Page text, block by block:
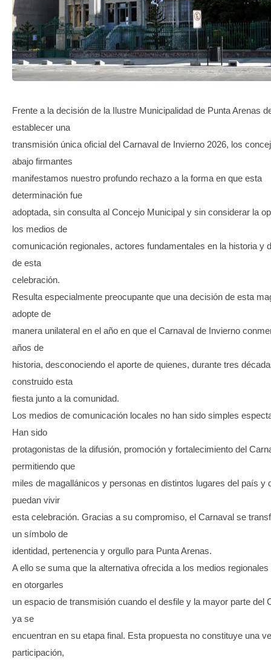
Frente a la decisión de la Ilustre Municipalidad de Punta Arenas
establecer una
transmisión única oficial del Carnaval de Invierno 2026, los
abajo firmantes
manifestamos nuestro profundo rechazo a la forma en que esta
determinación fue
adoptada, sin consulta al Concejo Municipal y sin considerar la
los medios de
comunicación regionales, actores fundamentales en la historia y
de esta
celebración.
Resulta especialmente preocupante que una decisión de esta
adopte de
manera unilateral en el año en que el Carnaval de Invierno
años de
historia, desconociendo el aporte de quienes, durante tres
construido esta
fiesta junto a la comunidad.
Los medios de comunicación locales no han sido simples
Han sido
protagonistas de la difusión, promoción y fortalecimiento del
permitiendo que
miles de magallánicos y personas en distintos lugares del país y
puedan vivir
esta celebración. Gracias a su compromiso, el Carnaval se
un símbolo de
identidad, pertenencia y orgullo para Punta Arenas.
A ello se suma que la alternativa ofrecida a los medios
en otorgarles
un espacio de transmisión cuando el desfile y la mayor parte del
ya se
encuentran en su etapa final. Esta propuesta no constituye una
participación,